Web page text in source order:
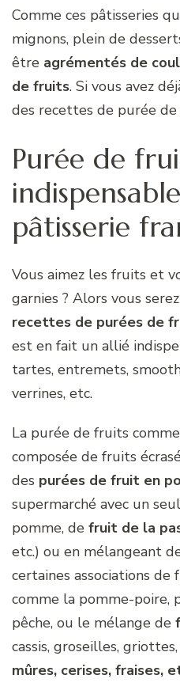
Comme ces pâtisseries
mignons, plein de
être agrémentés de
de fruits. Si vous avez
des recettes de purée
Purée de
pâtisserie
Vous aimez les fruits et
garnies ? Alors vous
recettes de purées de
est en fait un allié
tartes, entremets,
verrines, etc.
La purée de fruits
composée de fruits
des purées de fruit en
supermarché avec un
pomme, de fruit de la
etc.) ou en mélangeant
certaines associations
comme la pomme-poire,
pêche, ou le mélange de
cassis, groseilles, griottes,
mûres, cerises, fraises,